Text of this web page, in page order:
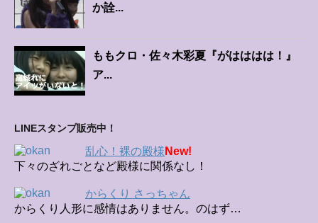
か詮...
ももクロ・佐々木彩夏『がはははは！』
ア...
LINEスタンプ販売中！
乱心！裸の殿様 New!
下々のざれごとなど殿様に関係なし！
からくり さっちゃん
からくり人形に感情はありません。のはず…